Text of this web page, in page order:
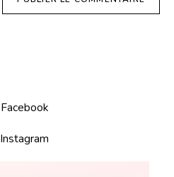
Facebook
Instagram